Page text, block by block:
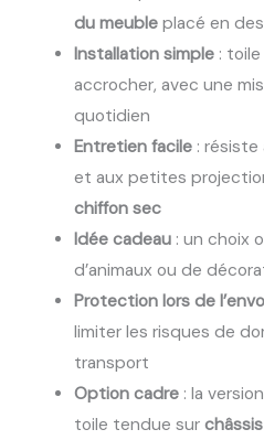
du meubleplacé en
Installation simple: toile
accrocher, avec une
quotidien
Entretien facile: résiste
et aux petites
chiffon sec
Idée cadeau: un choix
d’animaux ou de
Protection lors de
limiter les risques de
transport
Option cadre: la version
toile tendue sur